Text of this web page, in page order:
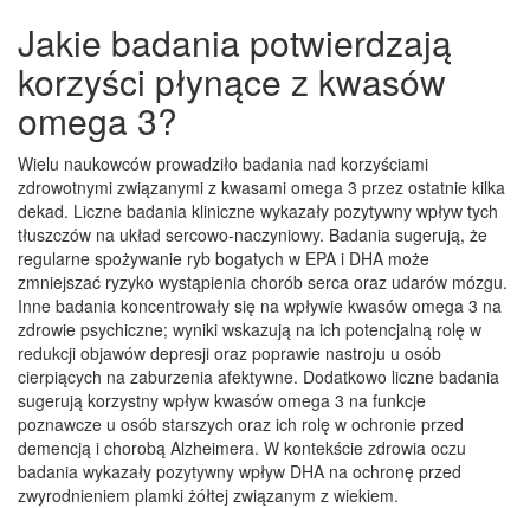
Jakie badania potwierdzają
korzyści płynące z kwasów
omega 3?
Wielu naukowców prowadziło badania nad korzyściami
zdrowotnymi związanymi z kwasami omega 3 przez ostatnie kilka
dekad. Liczne badania kliniczne wykazały pozytywny wpływ tych
tłuszczów na układ sercowo-naczyniowy. Badania sugerują, że
regularne spożywanie ryb bogatych w EPA i DHA może
zmniejszać ryzyko wystąpienia chorób serca oraz udarów mózgu.
Inne badania koncentrowały się na wpływie kwasów omega 3 na
zdrowie psychiczne; wyniki wskazują na ich potencjalną rolę w
redukcji objawów depresji oraz poprawie nastroju u osób
cierpiących na zaburzenia afektywne. Dodatkowo liczne badania
sugerują korzystny wpływ kwasów omega 3 na funkcje
poznawcze u osób starszych oraz ich rolę w ochronie przed
demencją i chorobą Alzheimera. W kontekście zdrowia oczu
badania wykazały pozytywny wpływ DHA na ochronę przed
zwyrodnieniem plamki żółtej związanym z wiekiem.